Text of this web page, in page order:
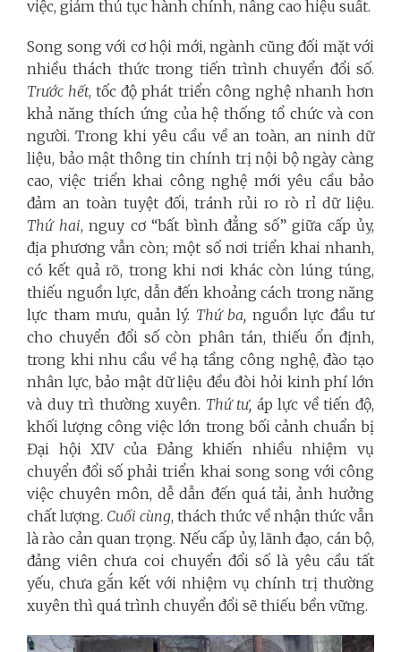
việc, giảm thủ tục hành chính, nâng cao hiệu suất.
Song song với cơ hội mới, ngành cũng đối mặt với
nhiều thách thức trong tiến trình chuyển đổi số.
Trước hết, tốc độ phát triển công nghệ nhanh hơn
khả năng thích ứng của hệ thống tổ chức và con
người. Trong khi yêu cầu về an toàn, an ninh dữ
liệu, bảo mật thông tin chính trị nội bộ ngày càng
cao, việc triển khai công nghệ mới yêu cầu bảo
đảm an toàn tuyệt đối, tránh rủi ro rò rỉ dữ liệu.
Thứ hai, nguy cơ “bất bình đẳng số” giữa cấp ủy,
địa phương vẫn còn; một số nơi triển khai nhanh,
có kết quả rõ, trong khi nơi khác còn lúng túng,
thiếu nguồn lực, dẫn đến khoảng cách trong năng
lực tham mưu, quản lý. Thứ ba, nguồn lực đầu tư
cho chuyển đổi số còn phân tán, thiếu ổn định,
trong khi nhu cầu về hạ tầng công nghệ, đào tạo
nhân lực, bảo mật dữ liệu đều đòi hỏi kinh phí lớn
và duy trì thường xuyên. Thứ tư, áp lực về tiến độ,
khối lượng công việc lớn trong bối cảnh chuẩn bị
Đại hội XIV của Đảng khiến nhiều nhiệm vụ
chuyển đổi số phải triển khai song song với công
việc chuyên môn, dễ dẫn đến quá tải, ảnh hưởng
chất lượng. Cuối cùng, thách thức về nhận thức vẫn
là rào cản quan trọng. Nếu cấp ủy, lãnh đạo, cán bộ,
đảng viên chưa coi chuyển đổi số là yêu cầu tất
yếu, chưa gắn kết với nhiệm vụ chính trị thường
xuyên thì quá trình chuyển đổi sẽ thiếu bền vững.